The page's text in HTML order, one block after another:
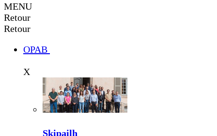
MENU
Retour
Retour
OPAB
X
Skipailh